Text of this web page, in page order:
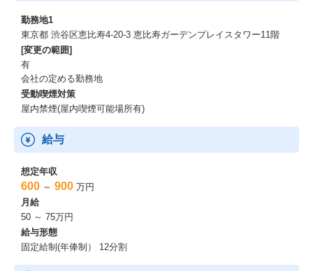
勤務地1
東京都 渋谷区恵比寿4-20-3 恵比寿ガーデンプレイスタワー11階
[変更の範囲]
有
会社の定める勤務地
受動喫煙対策
屋内禁煙(屋内喫煙可能場所有)
給与
想定年収
600 ～ 900 万円
月給
50 ～ 75万円
給与形態
固定給制(年俸制） 12分割